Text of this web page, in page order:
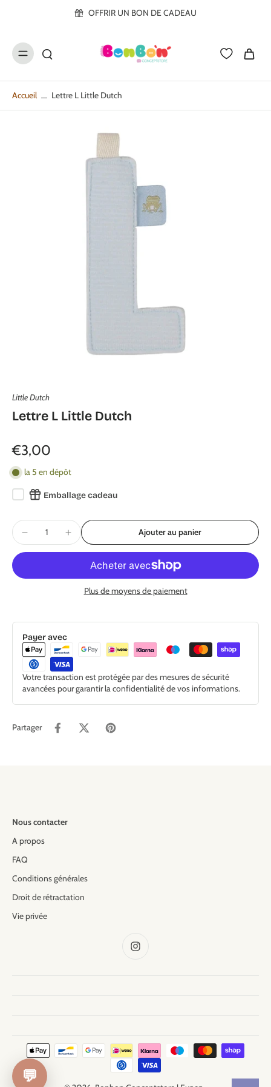
OFFRIR UN BON DE CADEAU
Accueil Lettre L Little Dutch
Little Dutch
Lettre L Little Dutch
€3,00
la 5 en dépôt
Emballage cadeau
Ajouter au panier
Plus de moyens de paiement
Payer avec
Votre transaction est protégée par des mesures de sécurité
avancées pour garantir la confidentialité de vos informations.
Partager
Nous contacter
A propos
FAQ
Conditions générales
Droit de rétractation
Vie privée
💬